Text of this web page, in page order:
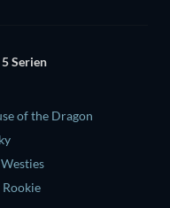
Serien
of the Dragon
Rookie